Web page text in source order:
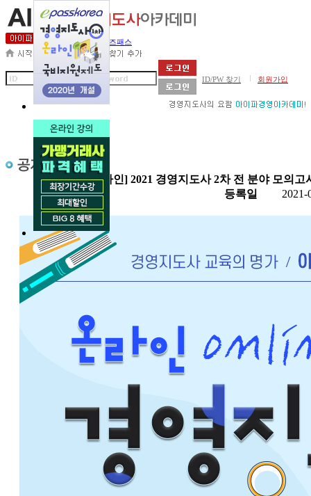
세무사아카데미 | 비즈패스
ID/PW 찾기 회원가입
제목
[온라인] 2021 경영지도사 2차 전 분야 모의고
첨부
등록일 2021-